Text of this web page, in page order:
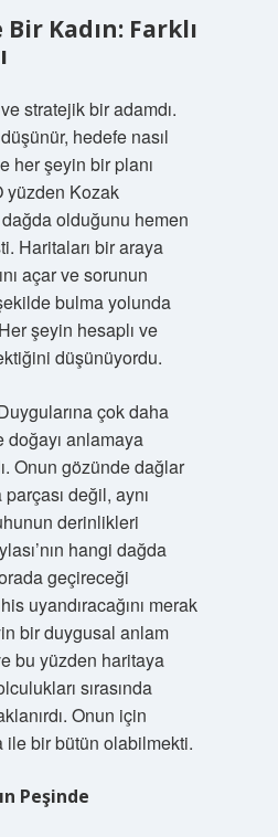
Kadın: Farklı
stratejik bir adamdı.
hedefe nasıl
her şeyin bir planı
yüzden Kozak
dağda olduğunu hemen
Haritaları bir araya
açar ve sorunun
bulma yolunda
şeyin hesaplı ve
düşünüyordu.
çok daha
doğayı anlamaya
Onun gözünde dağlar
değil, aynı
derinlikleri
hangi dağda
geçireceği
uyandıracağını merak
bir duygusal anlam
bu yüzden haritaya
sırasında
Onun için
bir bütün olabilmekti.
Peşinde